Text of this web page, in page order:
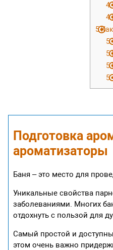
5Как
Подготовка
ароматизаторы
Баня – это место для
Уникальные свойства
заболеваниями. Многих
отдохнуть с пользой для
Самый простой и
этом очень важно